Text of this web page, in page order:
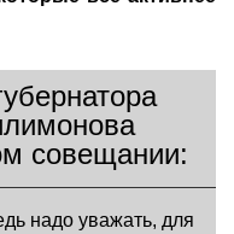
совещании:
надо уважать, для